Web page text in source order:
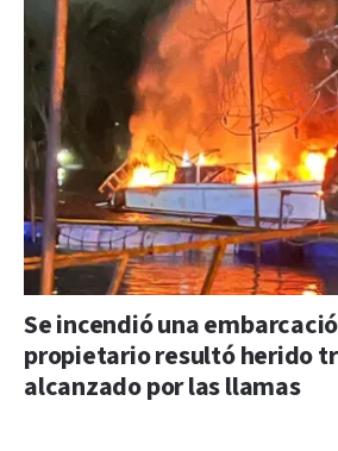
Se incendió una
propietario resultó herido
alcanzado por las llamas